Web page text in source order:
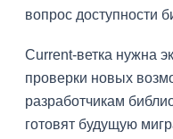
вопрос доступности
Current-ветка нужна
проверки новых
разработчикам
готовят будущую